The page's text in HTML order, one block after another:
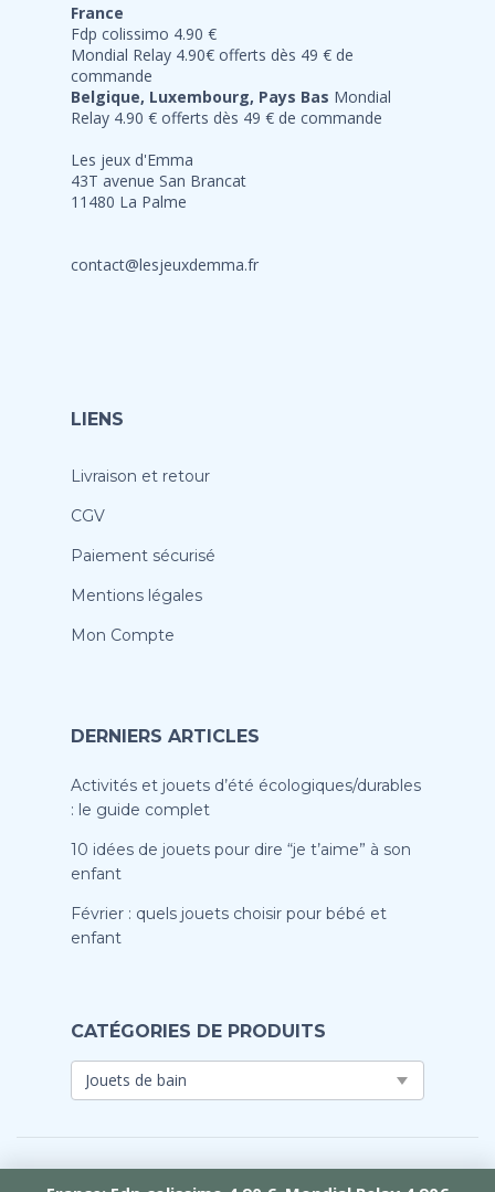
France
Fdp colissimo 4.90 €
Mondial Relay 4.90€ offerts dès 49 € de
commande
Belgique, Luxembourg, Pays Bas Mondial
Relay 4.90 € offerts dès 49 € de commande
Les jeux d'Emma
43T avenue San Brancat
11480 La Palme
contact@lesjeuxdemma.fr
LIENS
Livraison et retour
CGV
Paiement sécurisé
Mentions légales
Mon Compte
DERNIERS ARTICLES
Activités et jouets d’été écologiques/durables
: le guide complet
10 idées de jouets pour dire “je t’aime” à son
enfant
Février : quels jouets choisir pour bébé et
enfant
CATÉGORIES DE PRODUITS